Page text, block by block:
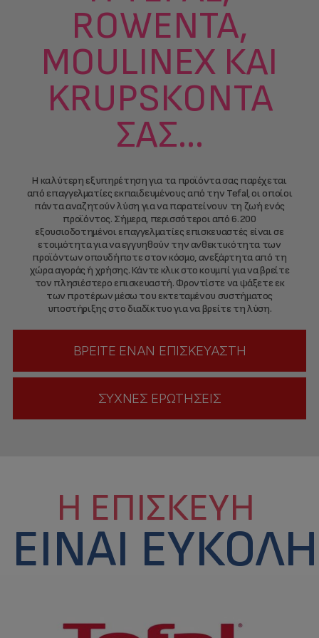
ROWENTA,
MOULINEX ΚΑΙ
KRUPSΚΟΝΤΆ
ΣΑΣ...
Η καλύτερη εξυπηρέτηση για τα προϊόντα σας παρέχεται
από επαγγελματίες εκπαιδευμένους από την Tefal, οι οποίοι
πάντα αναζητούν λύση για να παρατείνουν τη ζωή ενός
προϊόντος. Σήμερα, περισσότεροι από 6.200
εξουσιοδοτημένοι επαγγελματίες επισκευαστές είναι σε
ετοιμότητα για να εγγυηθούν την ανθεκτικότητα των
προϊόντων οπουδήποτε στον κόσμο, ανεξάρτητα από τη
χώρα αγοράς ή χρήσης. Κάντε κλικ στο κουμπί για να βρείτε
τον πλησιέστερο επισκευαστή. Φροντίστε να ψάξετε εκ
των προτέρων μέσω του εκτεταμένου συστήματος
υποστήριξης στο διαδίκτυο για να βρείτε τη λύση.
ΒΡΕΊΤΕ ΈΝΑΝ ΕΠΙΣΚΕΥΑΣΤΉ
ΣΥΧΝΈΣ ΕΡΩΤΉΣΕΙΣ
Η ΕΠΙΣΚΕΥΉ
ΕΊΝΑΙ ΕΎΚΟΛΗ